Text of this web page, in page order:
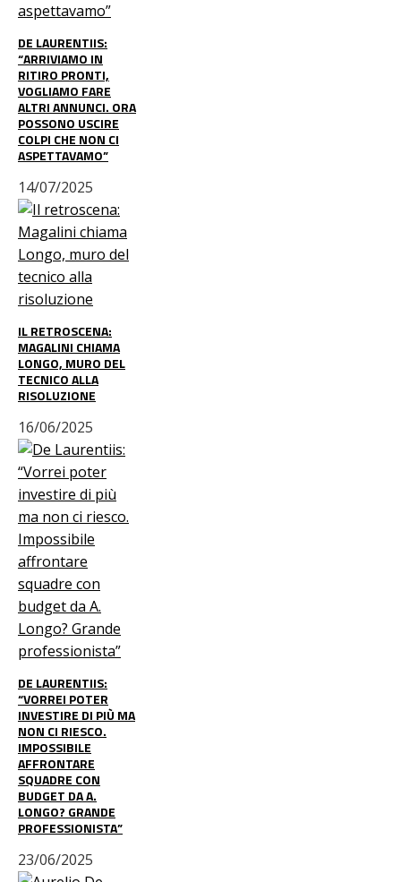
DE LAURENTIIS:
“ARRIVIAMO IN
RITIRO PRONTI,
VOGLIAMO FARE
ALTRI ANNUNCI. ORA
POSSONO USCIRE
COLPI CHE NON CI
ASPETTAVAMO”
14/07/2025
IL RETROSCENA:
MAGALINI CHIAMA
LONGO, MURO DEL
TECNICO ALLA
RISOLUZIONE
16/06/2025
DE LAURENTIIS:
“VORREI POTER
INVESTIRE DI PIÙ MA
NON CI RIESCO.
IMPOSSIBILE
AFFRONTARE
SQUADRE CON
BUDGET DA A.
LONGO? GRANDE
PROFESSIONISTA”
23/06/2025